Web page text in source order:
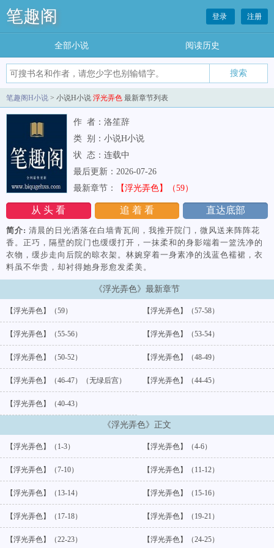
笔趣阁 登录 注册
全部小说 阅读历史
笔趣阁H小说 > 小说H小说 浮光弄色 最新章节列表
作 者：洛笙辞
类 别：小说H小说
状 态：连载中
从 头 看 追 着 看 直达底部
最后更新：2026-07-26
最新章节：
【浮光弄色】（59）
简介: 清晨的日光洒落在白墙青瓦间，我推开院门，微风送来阵阵花
香。正巧，隔壁的院门也缓缓打开，一抹柔和的身影端着一篮洗净的
衣物，缓步走向后院的晾衣架。林婉穿着一身素净的浅蓝色襦裙，衣
料虽不华贵，却衬得她身形愈发柔美。
《浮光弄色》最新章节
【浮光弄色】（59） 【浮光弄色】（57-58）
【浮光弄色】（55-56） 【浮光弄色】（53-54）
【浮光弄色】（50-52） 【浮光弄色】（48-49）
【浮光弄色】（46-47）（无绿后宫） 【浮光弄色】（44-45）
【浮光弄色】（40-43）
《浮光弄色》正文
【浮光弄色】（1-3） 【浮光弄色】（4-6）
【浮光弄色】（7-10） 【浮光弄色】（11-12）
【浮光弄色】（13-14） 【浮光弄色】（15-16）
【浮光弄色】（17-18） 【浮光弄色】（19-21）
【浮光弄色】（22-23） 【浮光弄色】（24-25）